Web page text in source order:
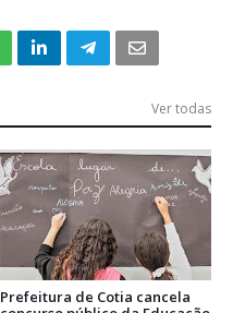
Ver todas
Prefeitura de Cotia cancela